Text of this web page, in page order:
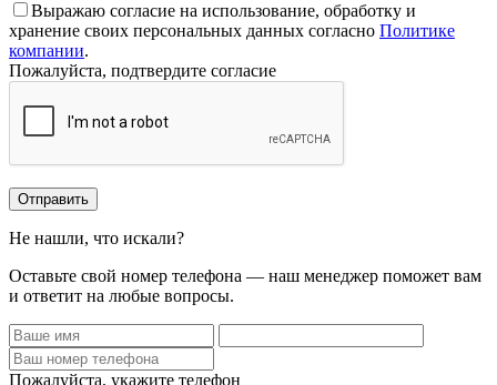
Выражаю согласие на использование, обработку и
хранение своих персональных данных согласно Политике
компании.
Пожалуйста, подтвердите согласие
Отправить
Не нашли, что искали?
Оставьте свой номер телефона — наш менеджер поможет вам
и ответит на любые вопросы.
Пожалуйста, укажите телефон